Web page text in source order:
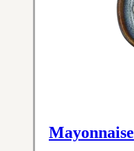
Mayonnaise